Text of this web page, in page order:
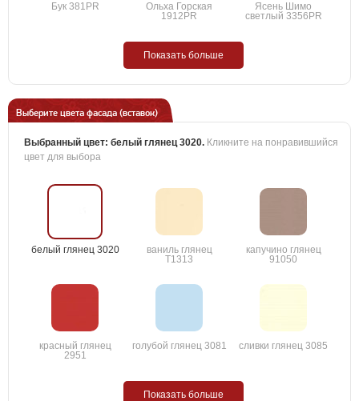
Бук 381PR
Ольха Горская
1912PR
Ясень Шимо
светлый 3356PR
Показать больше
Выберите цвета фасада (вставок)
Выбранный цвет: белый глянец 3020. Кликните на понравившийся
цвет для выбора
белый глянец 3020
ваниль глянец
T1313
капучино глянец
91050
красный глянец
2951
голубой глянец 3081 сливки глянец 3085
Показать больше